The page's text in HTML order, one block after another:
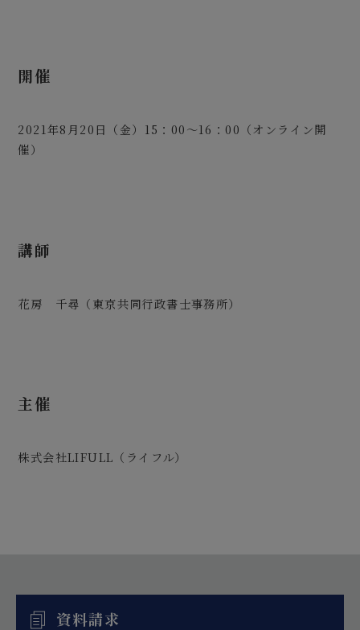
開催
2021年8月20日（金）15：00～16：00（オンライン開
催）
講師
花房 千尋（東京共同行政書士事務所）
主催
株式会社LIFULL（ライフル）
資料請求